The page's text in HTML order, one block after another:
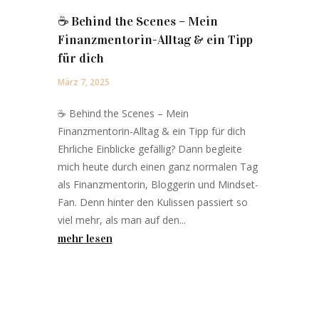
☕️ Behind the Scenes – Mein
Finanzmentorin-Alltag & ein Tipp
für dich
März 7, 2025
☕️ Behind the Scenes – Mein
Finanzmentorin-Alltag & ein Tipp für dich
Ehrliche Einblicke gefällig? Dann begleite
mich heute durch einen ganz normalen Tag
als Finanzmentorin, Bloggerin und Mindset-
Fan. Denn hinter den Kulissen passiert so
viel mehr, als man auf den...
mehr lesen